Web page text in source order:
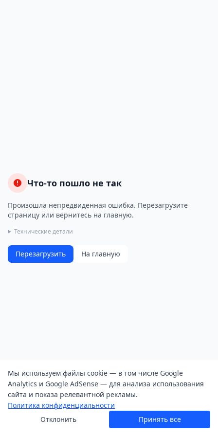
Что-то пошло не так
Произошла непредвиденная ошибка. Перезагрузите
страницу или вернитесь на главную.
Технические детали
Перезагрузить На главную
Мы используем файлы cookie — в том числе Google
Analytics и Google AdSense — для анализа использования
сайта и показа релевантной рекламы.
Политика конфиденциальности
Отклонить
Принять все